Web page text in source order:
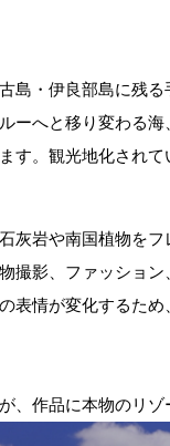
島・伊良部島に残
ーへと移り変わる
す。観光地化され
灰岩や南国植物を
撮影、ファッショ
表情が変化するため
、作品に本物のリゾ